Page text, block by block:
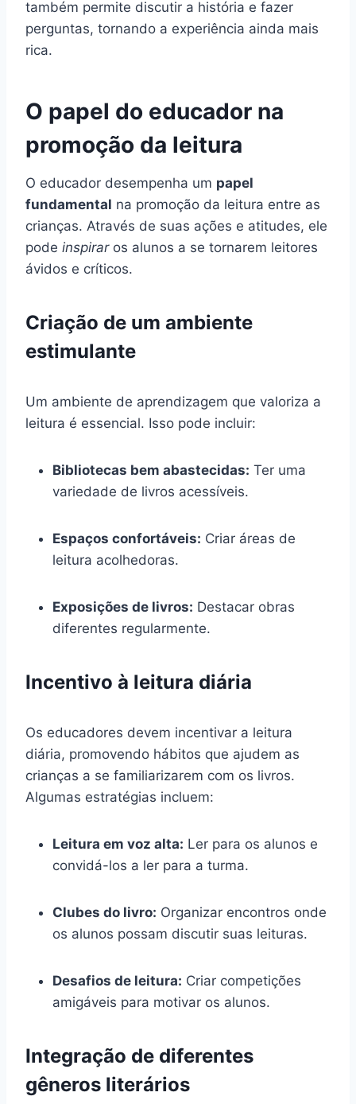
também permite discutir a história e fazer
perguntas, tornando a experiência ainda mais
rica.
O papel do educador na
promoção da leitura
O educador desempenha um papel
fundamental na promoção da leitura entre as
crianças. Através de suas ações e atitudes, ele
pode inspiraros alunos a se tornarem leitores
ávidos e críticos.
Criação de um ambiente
estimulante
Um ambiente de aprendizagem que valoriza a
leitura é essencial. Isso pode incluir:
Bibliotecas bem abastecidas: Ter uma
variedade de livros acessíveis.
Espaços confortáveis: Criar áreas de
leitura acolhedoras.
Exposições de livros: Destacar obras
diferentes regularmente.
Incentivo à leitura diária
Os educadores devem incentivar a leitura
diária, promovendo hábitos que ajudem as
crianças a se familiarizarem com os livros.
Algumas estratégias incluem:
Leitura em voz alta: Ler para os alunos e
convidá-los a ler para a turma.
Clubes do livro: Organizar encontros onde
os alunos possam discutir suas leituras.
Desafios de leitura: Criar competições
amigáveis para motivar os alunos.
Integração de diferentes
gêneros literários